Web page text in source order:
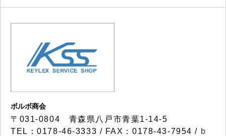
ボルボ商会
〒031-0804 青森県八戸市青葉1-14-5
TEL：0178-46-3333 / FAX：0178-43-7954 / b